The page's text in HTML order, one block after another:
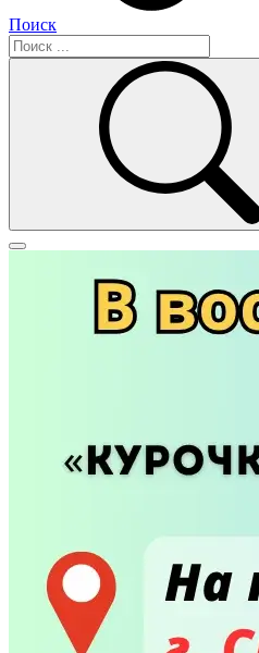
Поиск